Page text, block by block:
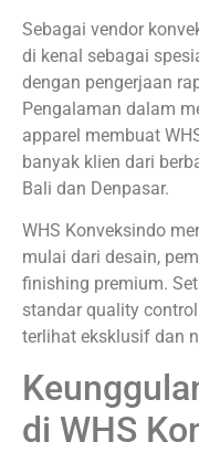
Sebagai vendor
di kenal sebagai
dengan pengerjaan
Pengalaman dalam
apparel membuat
banyak klien dari
Bali dan Denpasar.
WHS Konveksindo
mulai dari desain,
finishing premium.
standar quality
terlihat eksklusif dan
di WHS